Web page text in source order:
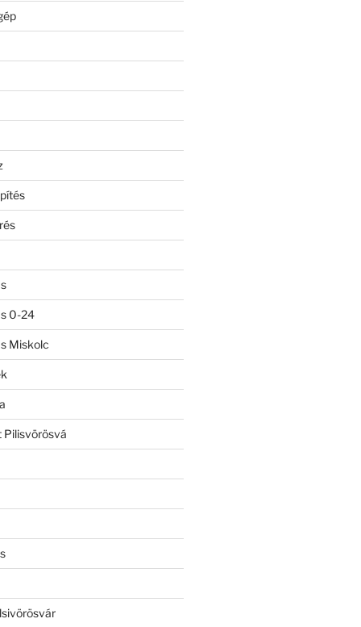
0-24
Miskolc
Pilisvörösvá